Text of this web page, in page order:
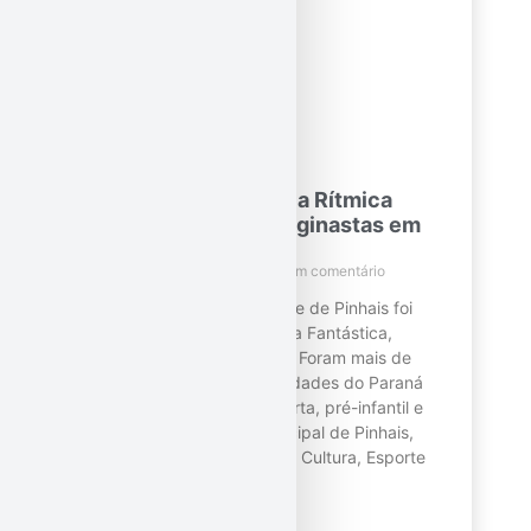
Torneio de Ginástica Rítmica
reuniu mais de 240 ginastas em
Nenhum comentário
No domingo (04), a cidade de Pinhais foi
sede do VI Torneio Ginasta Fantástica,
realizado pela Fantástica. Foram mais de
240 participantes de 6 cidades do Paraná
nas categorias mirim, aberta, pré-infantil e
infantil. A Prefeitura Municipal de Pinhais,
por meio da Secretaria de Cultura, Esporte